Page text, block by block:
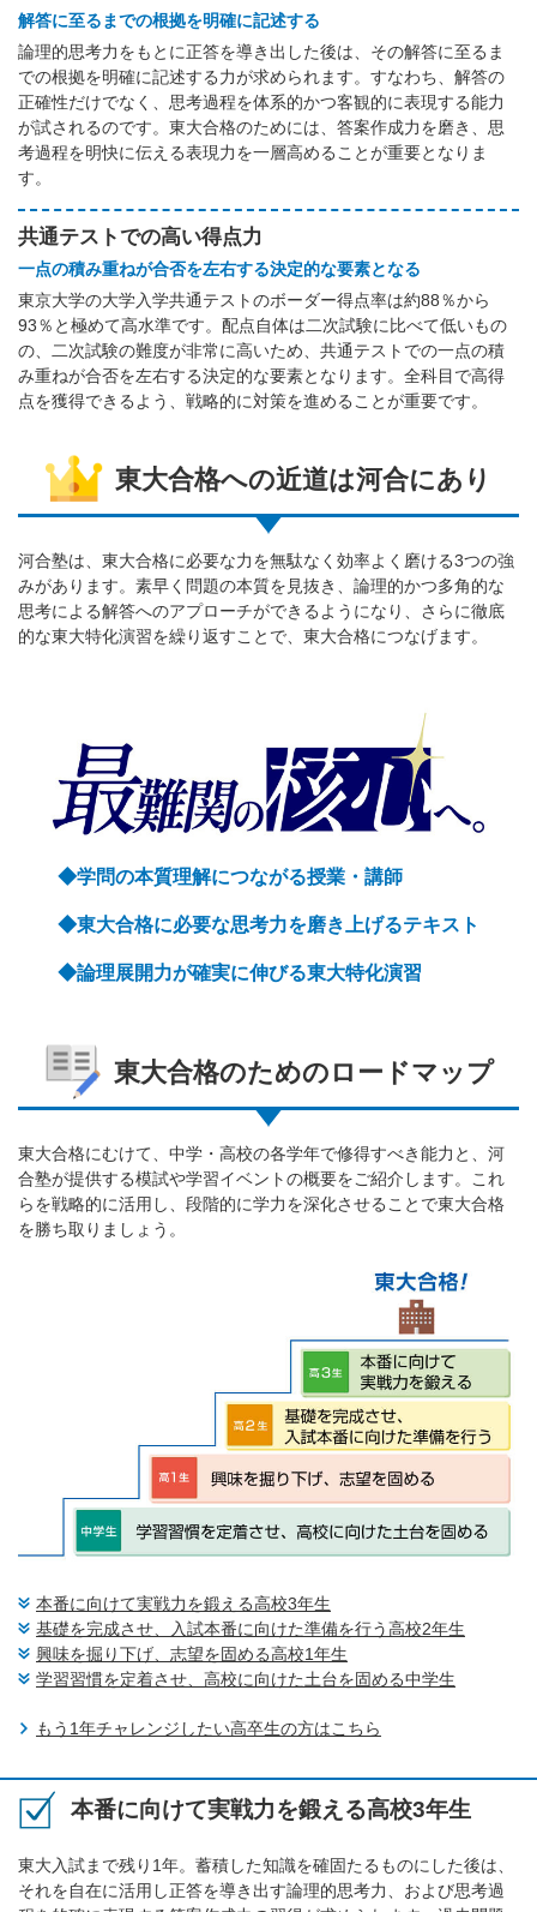
解答に至るまでの根拠を明確に記述する
論理的思考力をもとに正答を導き出した後は、その解答に至るま
での根拠を明確に記述する力が求められます。すなわち、解答の
正確性だけでなく、思考過程を体系的かつ客観的に表現する能力
が試されるのです。東大合格のためには、答案作成力を磨き、思
考過程を明快に伝える表現力を一層高めることが重要となりま
す。
共通テストでの高い得点力
一点の積み重ねが合否を左右する決定的な要素となる
東京大学の大学入学共通テストのボーダー得点率は約88％から
93％と極めて高水準です。配点自体は二次試験に比べて低いもの
の、二次試験の難度が非常に高いため、共通テストでの一点の積
み重ねが合否を左右する決定的な要素となります。全科目で高得
点を獲得できるよう、戦略的に対策を進めることが重要です。
東大合格への近道は河合にあり
河合塾は、東大合格に必要な力を無駄なく効率よく磨ける3つの強
みがあります。素早く問題の本質を見抜き、論理的かつ多角的な
思考による解答へのアプローチができるようになり、さらに徹底
的な東大特化演習を繰り返すことで、東大合格につなげます。
◆学問の本質理解につながる授業・講師
◆東大合格に必要な思考力を磨き上げるテキスト
◆論理展開力が確実に伸びる東大特化演習
東大合格のためのロードマップ
東大合格にむけて、中学・高校の各学年で修得すべき能力と、河
合塾が提供する模試や学習イベントの概要をご紹介します。これ
らを戦略的に活用し、段階的に学力を深化させることで東大合格
を勝ち取りましょう。
本番に向けて実戦力を鍛える高校3年生
基礎を完成させ、入試本番に向けた準備を行う高校2年生
興味を掘り下げ、志望を固める高校1年生
学習習慣を定着させ、高校に向けた土台を固める中学生
もう1年チャレンジしたい高卒生の方はこちら
本番に向けて実戦力を鍛える高校3年生
東大入試まで残り1年。蓄積した知識を確固たるものにした後は、
それを自在に活用し正答を導き出す論理的思考力、および思考過